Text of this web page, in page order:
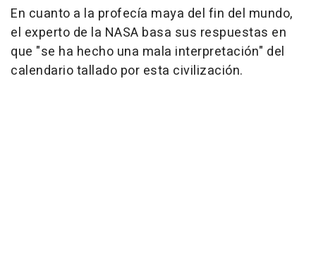
En cuanto a la profecía maya del fin del mundo,
el experto de la NASA basa sus respuestas en
que "se ha hecho una mala interpretación" del
calendario tallado por esta civilización.